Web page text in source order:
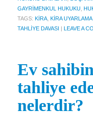
YASAL UYARI
GAYRIMENKUL HUKUKU
TAGS: KIRA KIRA
TAHLIYE DAVASI | LEAVE A
Ev
tahliye
nelerdir?